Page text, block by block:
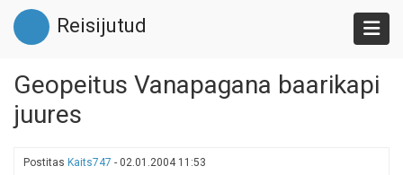
Liigu
edasi
põhisisu
Reisijutud
Geopeitus Vanapagana baarikapi
juures
Postitas Kaits747 - 02.01.2004 11:53